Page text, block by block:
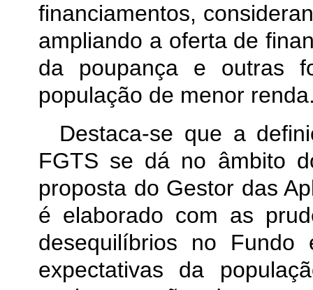
financiamentos,
ampliando a oferta de
da poupança e outras
população de menor
Destaca-se que a
FGTS se dá no âmbito
proposta do Gestor das
é elaborado com as
desequilíbrios no
expectativas da